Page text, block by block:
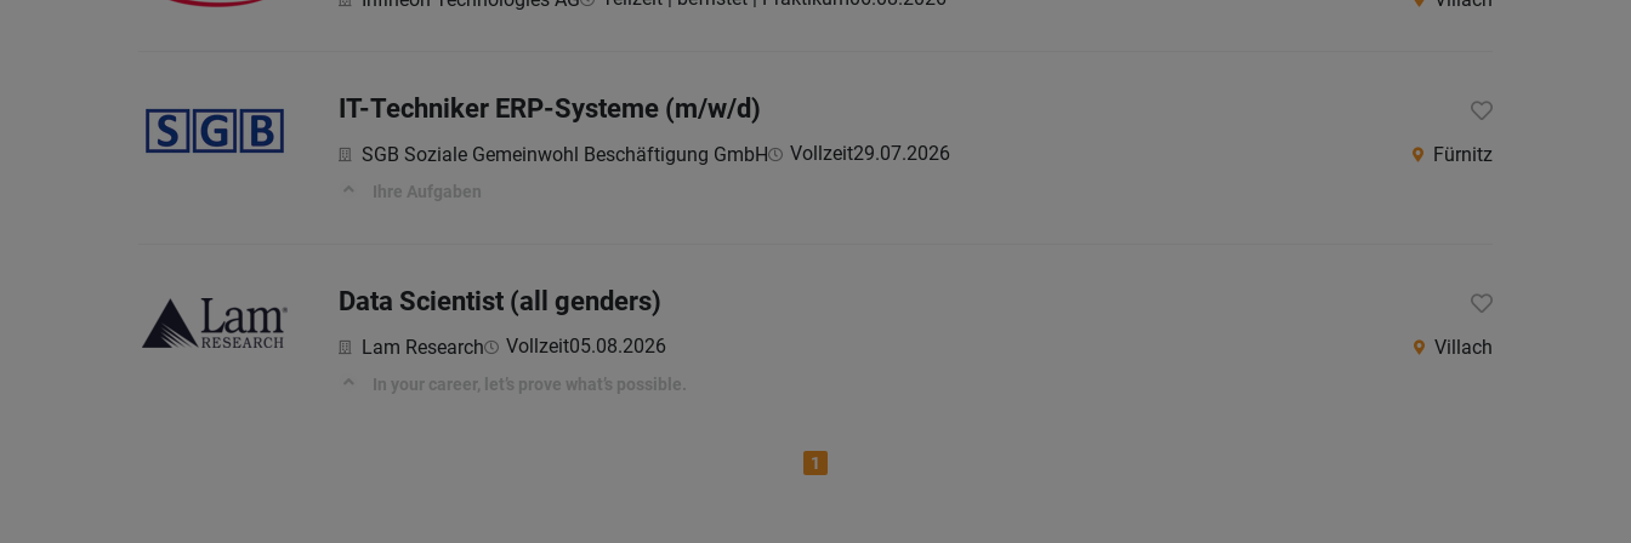
IT-Techniker ERP-Systeme (m/w/d)
SGB Soziale Gemeinwohl Beschäftigung GmbH Vollzeit29.07.2026 Fürnitz
Ihre Aufgaben
Data Scientist (all genders)
Lam Research Vollzeit05.08.2026 Villach
In your career, let’s prove what’s possible.
1